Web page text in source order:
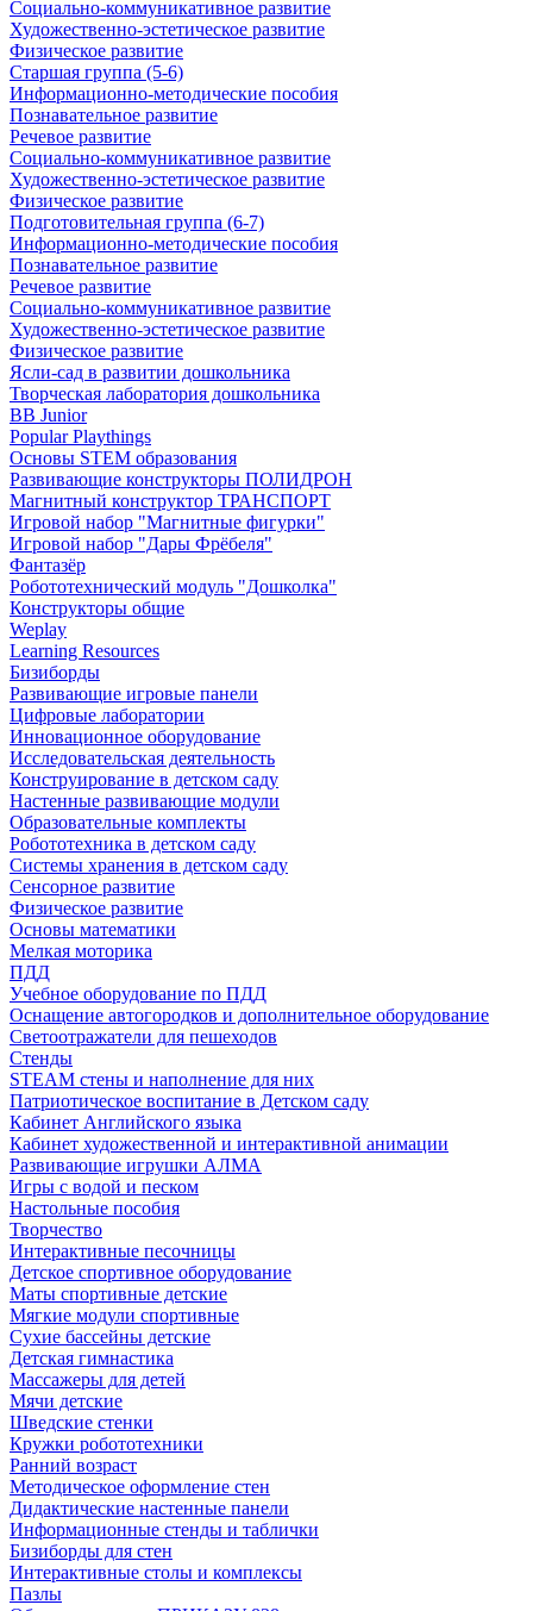
Социально-коммуникативное развитие
Художественно-эстетическое развитие
Физическое развитие
Старшая группа (5-6)
Информационно-методические пособия
Познавательное развитие
Речевое развитие
Социально-коммуникативное развитие
Художественно-эстетическое развитие
Физическое развитие
Подготовительная группа (6-7)
Информационно-методические пособия
Познавательное развитие
Речевое развитие
Социально-коммуникативное развитие
Художественно-эстетическое развитие
Физическое развитие
Ясли-сад в развитии дошкольника
Творческая лаборатория дошкольника
BB Junior
Popular Playthings
Основы STEM образования
Развивающие конструкторы ПОЛИДРОН
Магнитный конструктор ТРАНСПОРТ
Игровой набор "Магнитные фигурки"
Игровой набор "Дары Фрёбеля"
Фантазёр
Робототехнический модуль "Дошколка"
Конструкторы общие
Weplay
Learning Resources
Бизиборды
Развивающие игровые панели
Цифровые лаборатории
Инновационное оборудование
Исследовательская деятельность
Конструирование в детском саду
Настенные развивающие модули
Образовательные комплекты
Робототехника в детском саду
Системы хранения в детском саду
Сенсорное развитие
Физическое развитие
Основы математики
Мелкая моторика
ПДД
Учебное оборудование по ПДД
Оснащение автогородков и дополнительное оборудование
Светоотражатели для пешеходов
Стенды
STEAM стены и наполнение для них
Патриотическое воспитание в Детском саду
Кабинет Английского языка
Кабинет художественной и интерактивной анимации
Развивающие игрушки АЛМА
Игры с водой и песком
Настольные пособия
Творчество
Интерактивные песочницы
Детское спортивное оборудование
Маты спортивные детские
Мягкие модули спортивные
Сухие бассейны детские
Детская гимнастика
Массажеры для детей
Мячи детские
Шведские стенки
Кружки робототехники
Ранний возраст
Методическое оформление стен
Дидактические настенные панели
Информационные стенды и таблички
Бизиборды для стен
Интерактивные столы и комплексы
Пазлы